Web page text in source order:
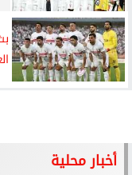
أخبار محلية